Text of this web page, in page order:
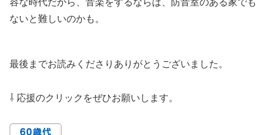
ないと難しいのかも。
最後までお読みくださりありがとうございました。
⇩ 応援のクリックをぜひお願いします。